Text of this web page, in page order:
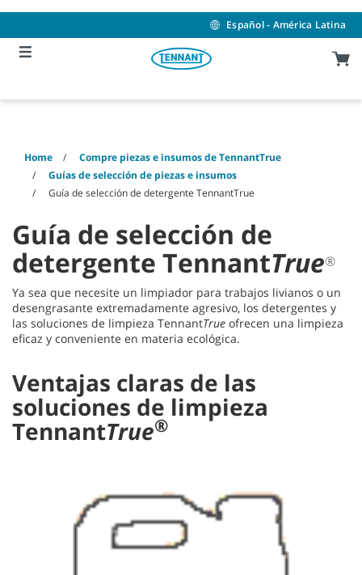
content
navigation
menu
Español - América Latina
Home
Compre piezas e insumos de TennantTrue
Guías de selección de piezas e insumos
Guía de selección de detergente TennantTrue
Guía de selección de
detergente TennantTrue®
Ya sea que necesite un limpiador para trabajos livianos o un
desengrasante extremadamente agresivo, los detergentes y
las soluciones de limpieza TennantTrue ofrecen una limpieza
eficaz y conveniente en materia ecológica.
Ventajas claras de las
soluciones de limpieza
TennantTrue®